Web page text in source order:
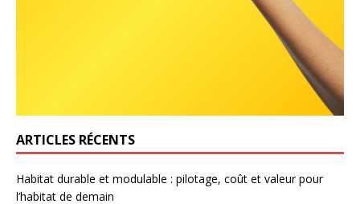
ARTICLES RÉCENTS
Habitat durable et modulable : pilotage, coût et valeur pour
l’habitat de demain